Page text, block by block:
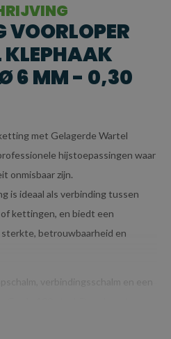
VOORLOPER
KLEPHAAK
6 MM - 0,30
met Gelagerde Wartel
hijstoepassingen waar
onmisbaar zijn.
is ideaal als verbinding tussen
kettingen, en biedt een
betrouwbaarheid en
verbindingsschalm en een
dat lasten vrij kunnen